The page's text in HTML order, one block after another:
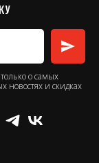
о самых
новостях и скидках